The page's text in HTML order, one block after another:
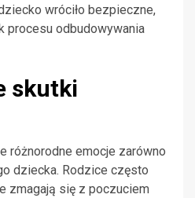
wróciło bezpieczne,
procesu odbudowywania
skutki
różnorodne emocje zarówno
dziecka. Rodzice często
zmagają się z poczuciem